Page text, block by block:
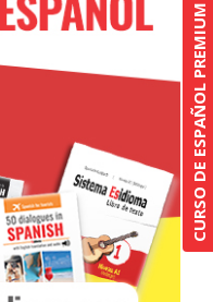
CURSO DE ESPAÑOL PREMIUM